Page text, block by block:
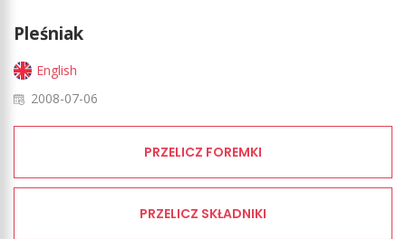
Pleśniak
English
2008-07-06
PRZELICZ FOREMKI
PRZELICZ SKŁADNIKI